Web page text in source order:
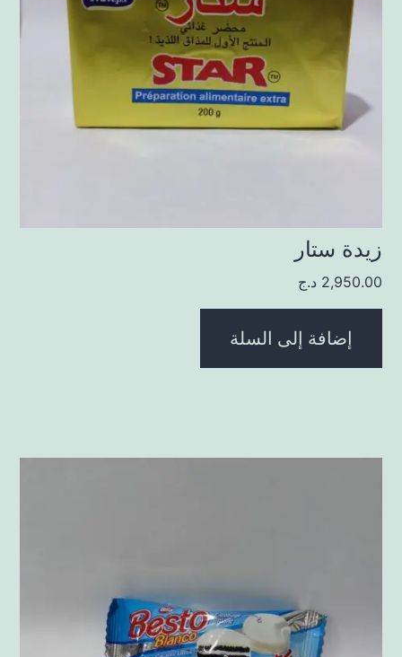
زيدة ستار
2,950.00 د.ج
إضافة إلى السلة